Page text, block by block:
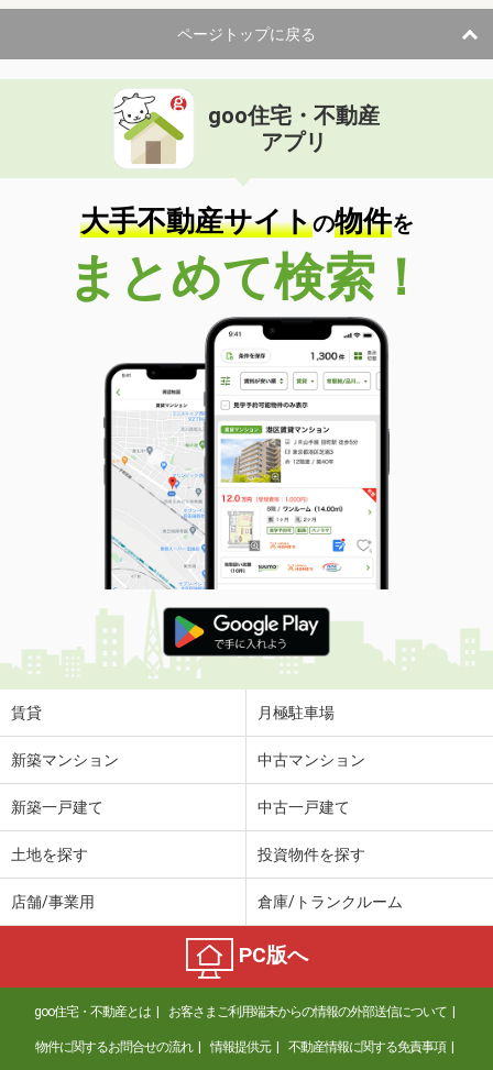
ページトップに戻る
goo住宅・不動産
アプリ
大手不動産サイトの物件を
まとめて検索！
賃貸 月極駐車場
新築マンション 中古マンション
新築一戸建て 中古一戸建て
土地を探す 投資物件を探す
店舗/事業用 倉庫/トランクルーム
PC版へ
goo住宅・不動産とは お客さまご利用端末からの情報の外部送信について
物件に関するお問合せの流れ 情報提供元 不動産情報に関する免責事項